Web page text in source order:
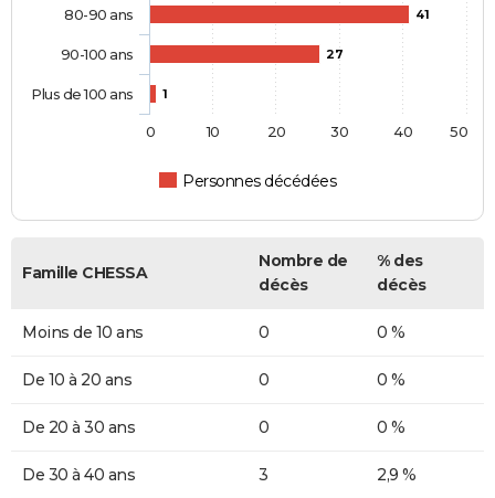
41
27
1
Personnes décédées
80-90 ans
90-100 ans
Plus de 100 ans
0 10 20 30 40 50
Famille CHESSA
Nombre de
décès
% des
décès
Moins de 10 ans 0 0 %
De 10 à 20 ans 0 0 %
De 20 à 30 ans 0 0 %
De 30 à 40 ans 3 2,9 %